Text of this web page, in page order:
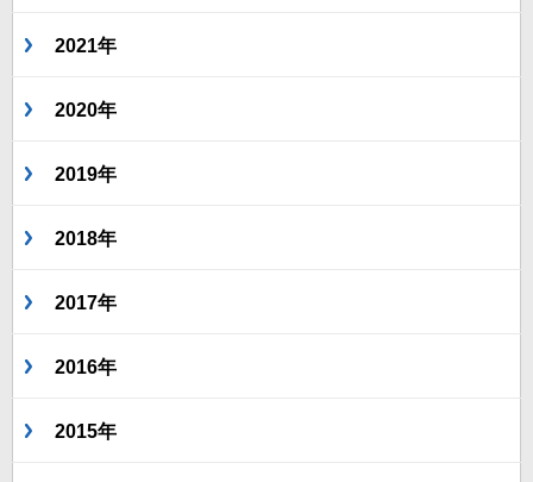
2021年
2020年
2019年
2018年
2017年
2016年
2015年